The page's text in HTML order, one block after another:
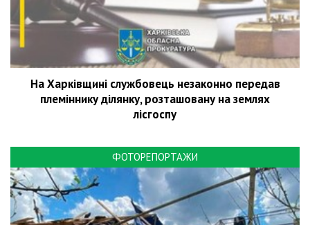
На Харківщині службовець незаконно передав
племіннику ділянку, розташовану на землях
лісгоспу
ФОТОРЕПОРТАЖИ